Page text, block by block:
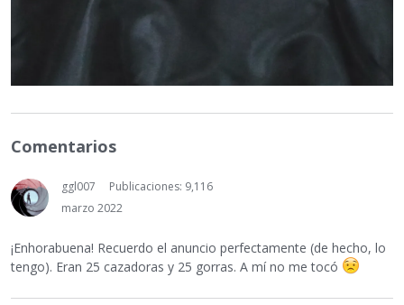
Comentarios
ggl007
Publicaciones: 9,116
marzo 2022
¡Enhorabuena! Recuerdo el anuncio perfectamente (de hecho, lo
tengo). Eran 25 cazadoras y 25 gorras. A mí no me tocó